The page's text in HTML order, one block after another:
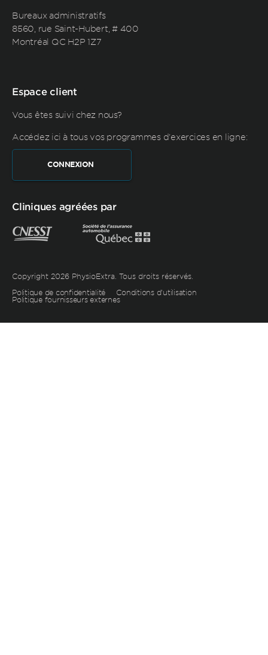
Bureaux administratifs
8560, rue Saint-Hubert, # 400
Montréal QC H2P 1Z7
Espace client
Vous êtes suivi chez nous?
Accédez ici à tous vos programmes d'exercices en ligne:
CONNEXION
Cliniques agréées par
Copyright 2026 PhysioExtra. Tous droits réservés.
Politique de confidentialité
Conditions d’utilisation
Politique fournisseurs externes